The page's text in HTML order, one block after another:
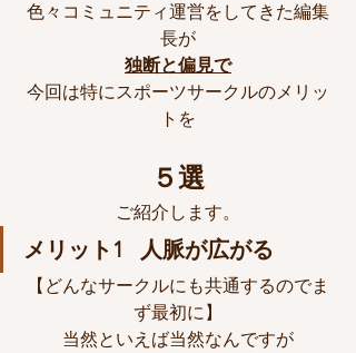
色々コミュニティ運営をしてきた編集
長が
独断と偏見で
今回は特にスポーツサークルのメリッ
トを
５選
ご紹介します。
メリット1   人脈が広がる
【どんなサークルにも共通するのでま
ず最初に】
当然といえば当然なんですが